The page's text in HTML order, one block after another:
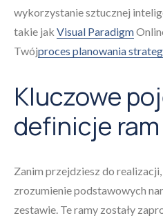
wykorzystanie sztucznej
takie jak Visual Paradigm
Twójproces planowania
Kluczowe
definicje ram
Zanim przejdziesz do
zrozumienie podstawowych
zestawie. Te ramy zostały